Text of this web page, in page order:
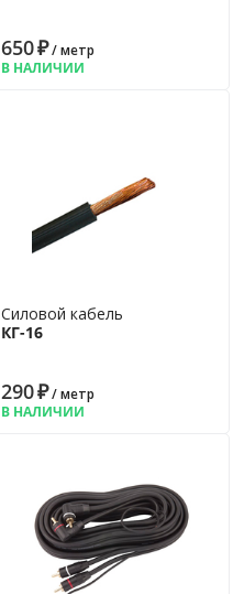
650₽/ метр
В НАЛИЧИИ
Силовой кабель
КГ-16
290₽/ метр
В НАЛИЧИИ